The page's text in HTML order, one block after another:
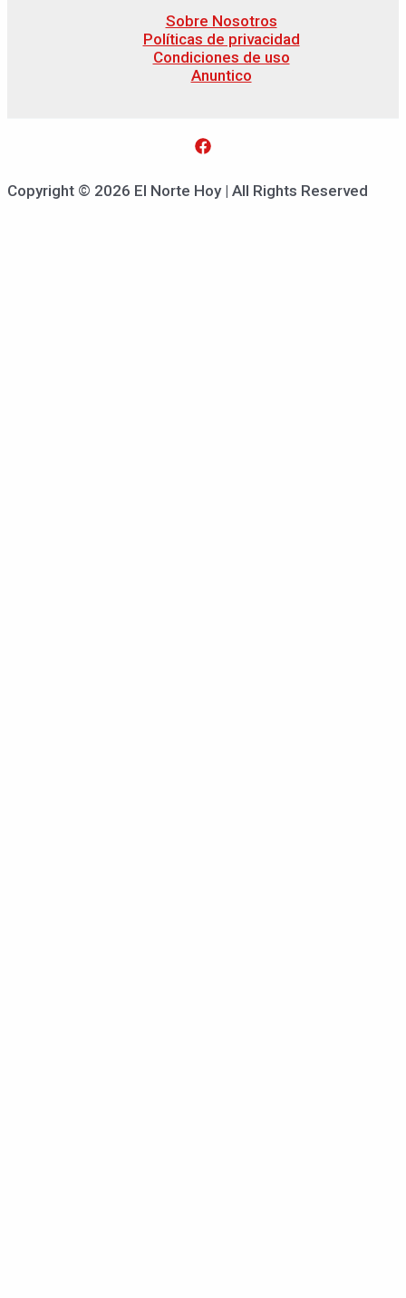
Sobre Nosotros
Políticas de privacidad
Condiciones de uso
Anuntico
Copyright © 2026 El Norte Hoy | All Rights Reserved